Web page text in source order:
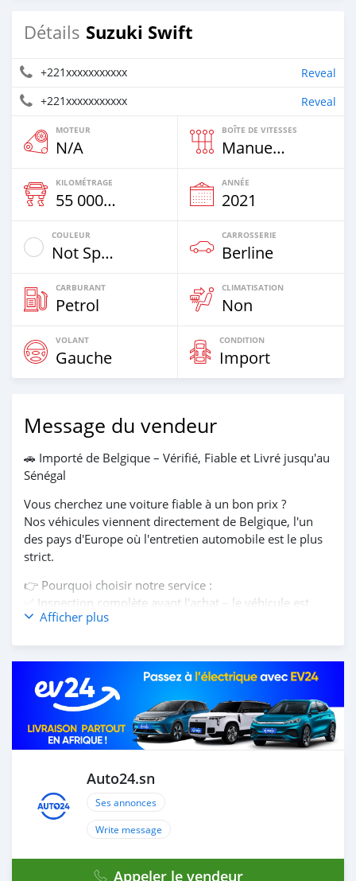
Détails Suzuki Swift
+221xxxxxxxxxxx
Reveal
+221xxxxxxxxxxx
Reveal
MOTEUR
N/A
BOÎTE DE VITESSES
Manuelle
KILOMÉTRAGE
55 000 Km
ANNÉE
2021
COULEUR
Not Specified
CARROSSERIE
Berline
CARBURANT
Petrol
CLIMATISATION
Non
VOLANT
Gauche
CONDITION
Import
Message du vendeur
🚗 Importé de Belgique – Vérifié, Fiable et Livré jusqu'au
Sénégal
Vous cherchez une voiture fiable à un bon prix ?
Nos véhicules viennent directement de Belgique, l'un
des pays d'Europe où l'entretien automobile est le plus
strict.
👉 Pourquoi choisir notre service :
✅ Inspection complète avant l'achat – le véhicule est
contrôlé dans l'un de nos 200 garages partenaires en
✅ Kilométrage garanti avec CarPass – en Belgique, le
kilométrage est contrôlé par un système officiel. Vous
achetez une voiture avec un historique réel, sans fraude
✅ Entretien sérieux – les voitures belges sont suivies
dans des ateliers agréés de la marque ou dans des
✅ Transport et assurance inclus – le véhicule est
expédié par bateau jusqu'au Sénégal et reste assuré
pendant tout le transport
✅ Processus simple et transparent – vous choisissez la
Afficher plus
Auto24.sn
Ses annonces
Write message
Appeler le vendeur